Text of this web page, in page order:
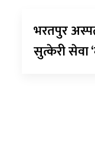
भरतपुर
सुत्केरी सेवा